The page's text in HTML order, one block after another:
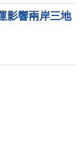
影響兩岸三地